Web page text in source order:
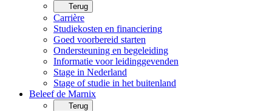
Terug
Carrière
Studiekosten en financiering
Goed voorbereid starten
Ondersteuning en begeleiding
Informatie voor leidinggevenden
Stage in Nederland
Stage of studie in het buitenland
Beleef de Marnix
Terug